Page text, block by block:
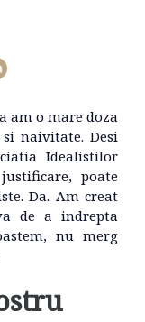
am o mare doza
naivitate. Desi
Idealistilor
poate
Da. Am creat
de a indrepta
nu merg